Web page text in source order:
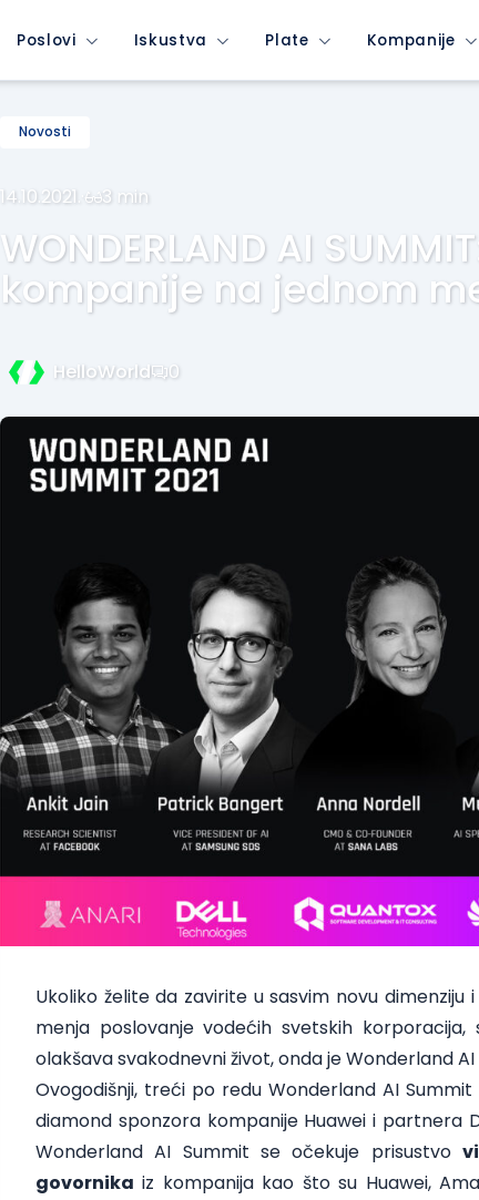
Poslovi Iskustva Plate Kompanije
Novosti
14.10.2021. 3 min
WONDERLAND AI
kompanije na jednom
HelloWorld 0
Ukoliko želite da zavirite u sasvim novu
menja poslovanje vodećih svetskih
olakšava svakodnevni život, onda je Wonderland
Ovogodišnji, treći po redu Wonderland AI
diamond sponzora kompanije Huawei i partnera
Wonderland AI Summit se očekuje prisustvo
govornika iz kompanija kao što su Huawei,